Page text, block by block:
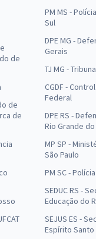
de
de
de
PM MS -
Sul
DPE MG -
Gerais
TJ MG -
CGDF -
Federal
DPE RS -
Rio Grande do
MP SP -
São Paulo
PM SC -
SEDUC RS -
Educação do
SEJUS ES -
Espírito Santo